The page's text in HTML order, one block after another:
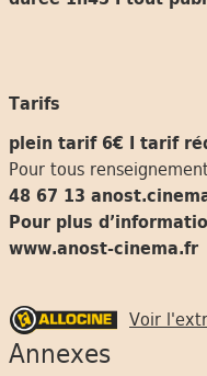
Tarifs
plein tarif 6€ I tarif
Pour tous
48 67 13
Pour plus
www.anost-cinema.fr
Voir
Annexes